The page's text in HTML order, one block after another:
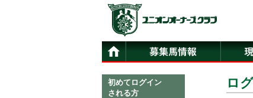
初めてログイン
される方
ロ